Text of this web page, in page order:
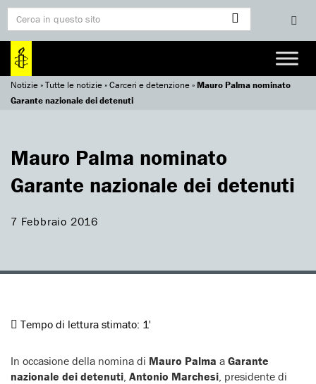
Notizie»Tutte le notizie»Carceri e detenzione»Mauro Palma nominato
Garante nazionale dei detenuti
Mauro Palma nominato
Garante nazionale dei detenuti
7 Febbraio 2016
Tempo di lettura stimato: 1'
In occasione della nomina di Mauro Palma a Garante
nazionale dei detenuti, Antonio Marchesi, presidente di